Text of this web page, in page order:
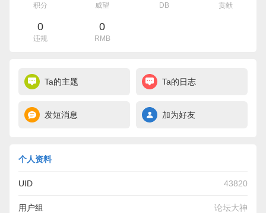
积分 威望 DB 贡献
0
违规
0
RMB
Ta的主题 Ta的日志
发短消息 加为好友
个人资料
UID 43820
用户组 论坛大神